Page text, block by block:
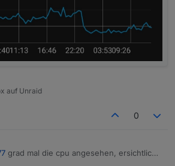
auf Unraid
0
grad mal die cpu angesehen, ersichtlich